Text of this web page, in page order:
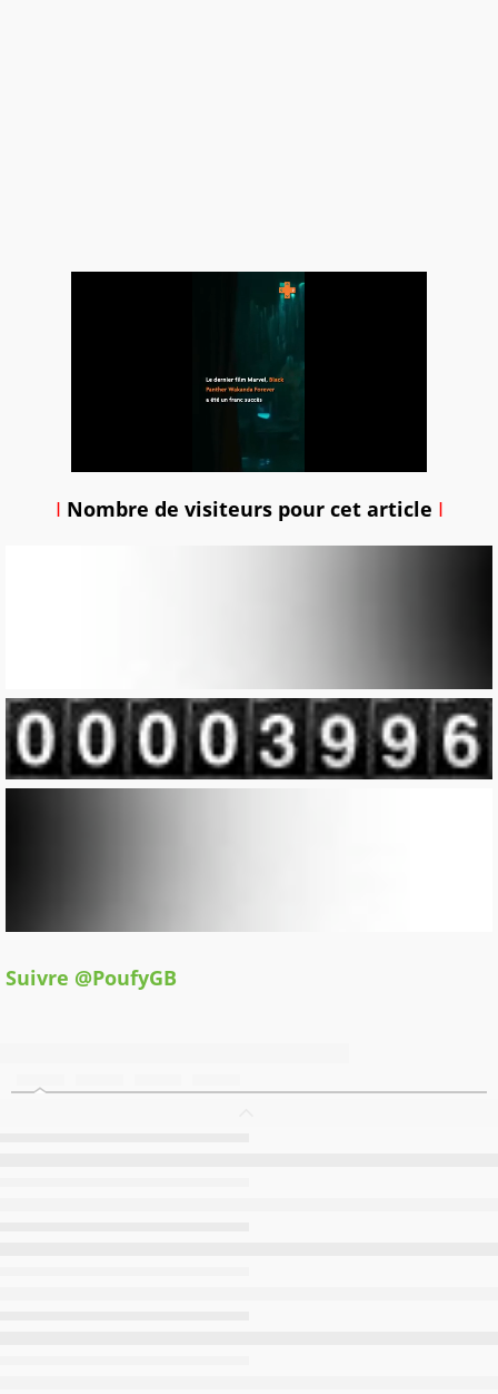
I Nombre de visiteurs pour cet article I
Suivre @PoufyGB